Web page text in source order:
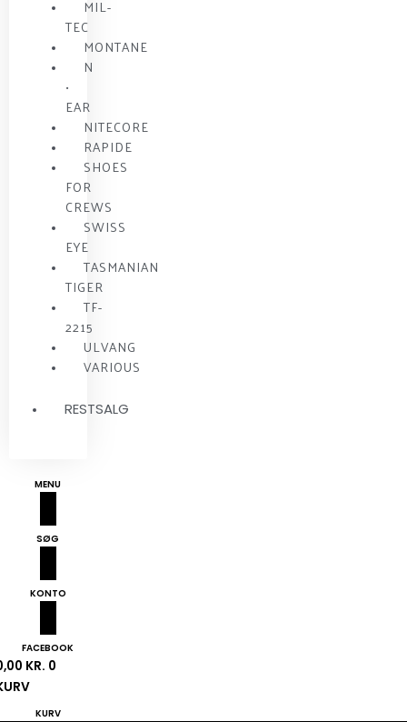
MIL-
TEC
MONTANE
N
•
EAR
NITECORE
RAPIDE
SHOES
FOR
CREWS
SWISS
EYE
TASMANIAN
TIGER
TF-
2215
ULVANG
VARIOUS
RESTSALG
MENU
SØG
KONTO
FACEBOOK
KR. 0
KURV